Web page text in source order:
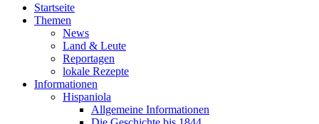
Startseite
Themen
News
Land & Leute
Reportagen
lokale Rezepte
Informationen
Hispaniola
Allgemeine Informationen